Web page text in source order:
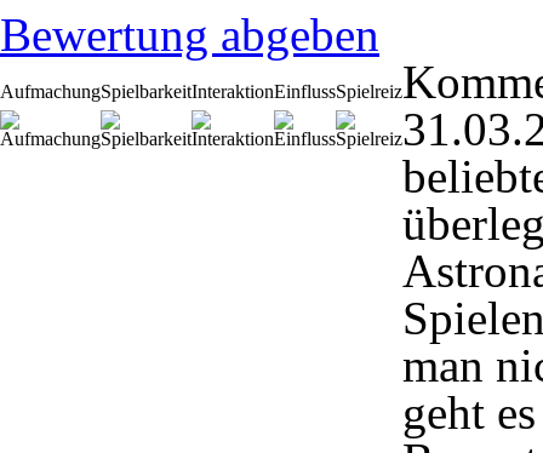
Bewertung abgeben
AufmachungSpielbarkeitInteraktionEinflussSpielreiz
man
geht